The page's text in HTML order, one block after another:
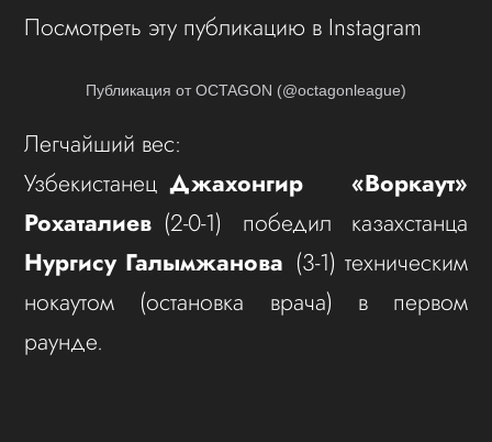
Посмотреть эту публикацию в Instagram
Публикация от OCTAGON (@octagonleague)
Легчайший вес:
Узбекистанец Джахонгир «Воркаут»
Рохаталиев (2-0-1) победил казахстанца
Нургису Галымжанова (3-1) техническим
нокаутом (остановка врача) в первом
раунде.